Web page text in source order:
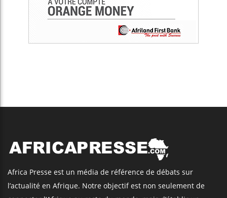
Africa Presse est un média de référence de débats sur
l’actualité en Afrique. Notre objectif est non seulement de